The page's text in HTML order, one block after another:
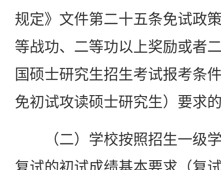
规定》文件第二十五条免试政
等战功、二等功以上奖励或者
国硕士研究生招生考试报考条
免初试攻读硕士研究生）要求
（二）学校按照招生一级学